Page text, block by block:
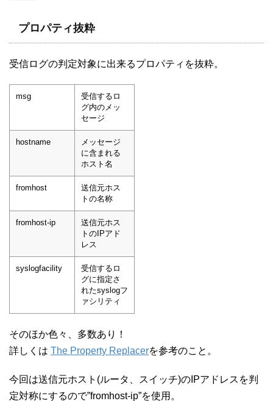
プロパティ抜粋
受信ログの判定対象に出来るプロパティを抜粋。
msg
受信するロ
グ内のメッ
セージ
hostname
メッセージ
に含まれる
ホスト名
fromhost
送信元ホス
トの名称
fromhost-ip
送信元ホス
トのIPアド
レス
syslogfacility
受信するロ
グに指定さ
れたsyslogフ
ァシリティ
そのほか色々、多数あり！
詳しくは The Property Replacerを参考のこと。
今回は送信元ホスト(ルータ、スイッチ)のIPアドレスを判
定対称にするので”fromhost-ip”を使用。